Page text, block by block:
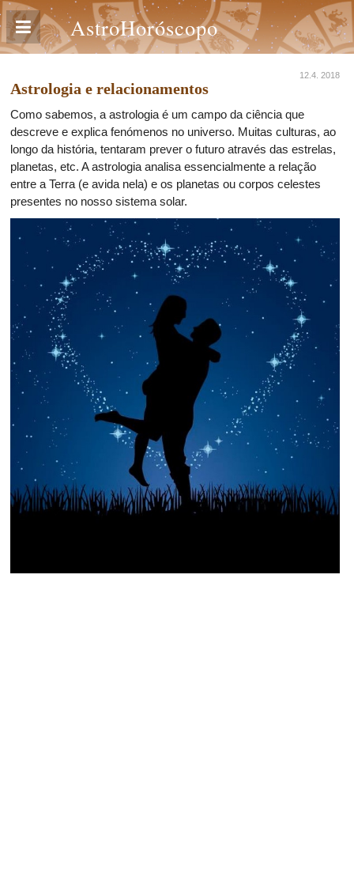
AstroHoróscopo
12.4. 2018
Astrologia e relacionamentos
Como sabemos, a astrologia é um campo da ciência que
descreve e explica fenómenos no universo. Muitas culturas, ao
longo da história, tentaram prever o futuro através das estrelas,
planetas, etc. A astrologia analisa essencialmente a relação
entre a Terra (e avida nela) e os planetas ou corpos celestes
presentes no nosso sistema solar.